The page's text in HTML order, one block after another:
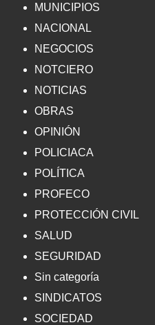
MUNICIPIOS
NACIONAL
NEGOCIOS
NOTCIERO
NOTICIAS
OBRAS
OPINIÓN
POLICIACA
POLÍTICA
PROFECO
PROTECCIÓN CIVIL
SALUD
SEGURIDAD
Sin categoría
SINDICATOS
SOCIEDAD